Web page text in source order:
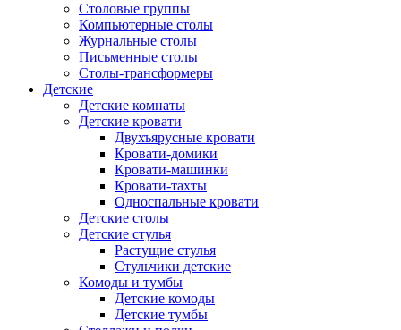
Столовые группы
Компьютерные столы
Журнальные столы
Письменные столы
Столы-трансформеры
Детские
Детские комнаты
Детские кровати
Двухъярусные кровати
Кровати-домики
Кровати-машинки
Кровати-тахты
Односпальные кровати
Детские столы
Детские стулья
Растущие стулья
Стульчики детские
Комоды и тумбы
Детские комоды
Детские тумбы